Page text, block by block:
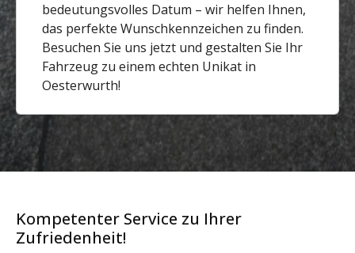
bedeutungsvolles Datum – wir helfen Ihnen,
das perfekte Wunschkennzeichen zu finden.
Besuchen Sie uns jetzt und gestalten Sie Ihr
Fahrzeug zu einem echten Unikat in
Oesterwurth!
Kompetenter Service zu Ihrer
Zufriedenheit!